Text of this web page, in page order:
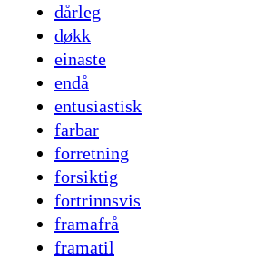
dårleg
døkk
einaste
endå
entusiastisk
farbar
forretning
forsiktig
fortrinnsvis
framafrå
framatil